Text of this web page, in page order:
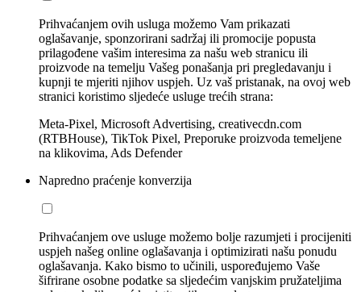
Prihvaćanjem ovih usluga možemo Vam prikazati
oglašavanje, sponzorirani sadržaj ili promocije popusta
prilagođene vašim interesima za našu web stranicu ili
proizvode na temelju Vašeg ponašanja pri pregledavanju i
kupnji te mjeriti njihov uspjeh. Uz vaš pristanak, na ovoj web
stranici koristimo sljedeće usluge trećih strana:
Meta-Pixel, Microsoft Advertising, creativecdn.com
(RTBHouse), TikTok Pixel, Preporuke proizvoda temeljene
na klikovima, Ads Defender
Napredno praćenje konverzija
Prihvaćanjem ove usluge možemo bolje razumjeti i procijeniti
uspjeh našeg online oglašavanja i optimizirati našu ponudu
oglašavanja. Kako bismo to učinili, uspoređujemo Vaše
šifrirane osobne podatke sa sljedećim vanjskim pružateljima